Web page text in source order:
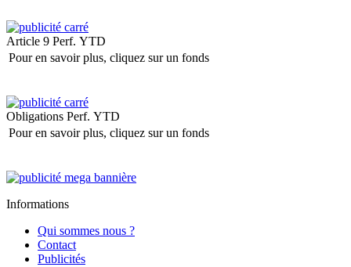
Article 9 Perf. YTD
Pour en savoir plus, cliquez sur un fonds
Obligations Perf. YTD
Pour en savoir plus, cliquez sur un fonds
Informations
Qui sommes nous ?
Contact
Publicités